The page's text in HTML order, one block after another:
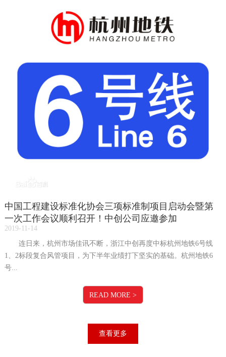
中国工程建设标准化协会三项标准制项目启动会暨第
一次工作会议顺利召开！中创公司应邀参加
2019-11-14
连日来，杭州市场佳讯不断，浙江中创再度中标杭州地铁6号线
1、2标段复合风管项目，为下半年业绩打下坚实的基础。杭州地铁6
号...
READ MORE >
查看更多